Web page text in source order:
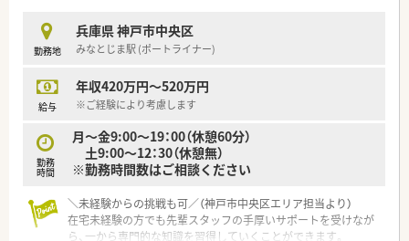
■プラチナくるみんマークも取得しており、仕事と子育てを両立
しやすい環境です。
■従業員割引制度もあり、仕事ついでに食品・生活雑貨など割引
■調剤・OTC・管理職研修など、多彩な教育カリキュラムをご用
意、
す。
■定年は65歳、継続雇用制度もあり長期就業が叶います！
■調剤併設ドラッグストアでオープンな環境で働きたい方
■大手企業で安定の経営基盤・福利厚生のある環境で働きたい方
勤務地
兵庫県 神戸市中央区
みなとじま駅 (ポートライナー)
給与
年収420万円～520万円
※ご経験により考慮します
勤務
時間
月～金9:00～19：00（休憩60分）
土9:00～12：30（休憩無）
※勤務時間数はご相談ください
＼未経験からの挑戦も可／（神戸市中央区エリア担当より）
在宅未経験の方でも先輩スタッフの手厚いサポートを受けなが
ら、一から専門的な知識を習得していくことができます。